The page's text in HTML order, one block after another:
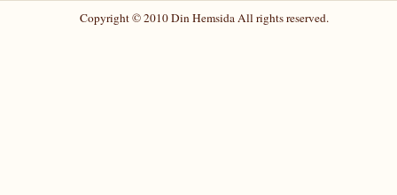
Copyright © 2010 Din Hemsida All rights reserved.